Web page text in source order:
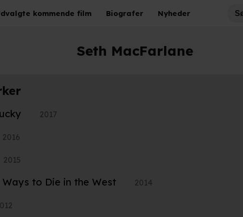
kommende film Biografer Nyheder
Seth MacFarlane
2017
2016
2015
Ways to Die in the West 2014